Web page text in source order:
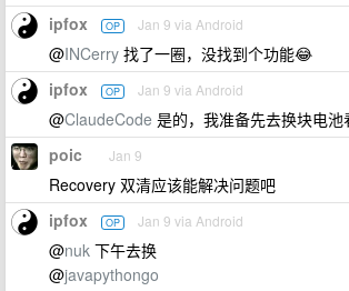
ipfox OP Jan 9 via Android
@INCerry 找了一圈，没找到个功能😂
ipfox OP Jan 9 via Android
@ClaudeCode 是的，我准备先去换块电池
poic Jan 9
Recovery 双清应该能解决问题吧
ipfox OP Jan 9 via Android
@nuk 下午去换
@javapythongo